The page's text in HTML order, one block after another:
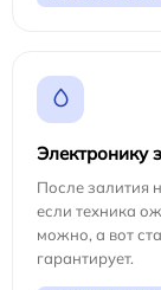
Электронику
После залития
если техника
можно, а вот
гарантирует.